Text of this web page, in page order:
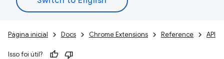
Página inicial Docs Chrome Extensions Reference API
Isso foi útil?